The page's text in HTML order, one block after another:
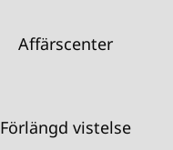
Affärscenter
Förlängd vistelse